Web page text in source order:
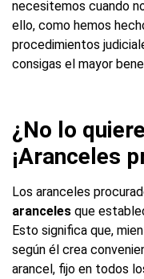
necesitemos cuando
ello, como hemos
procedimientos
consigas el mayor
¿No lo
¡Aranceles
Los aranceles
aranceles que
Esto significa que,
según él crea
arancel, fijo en todos